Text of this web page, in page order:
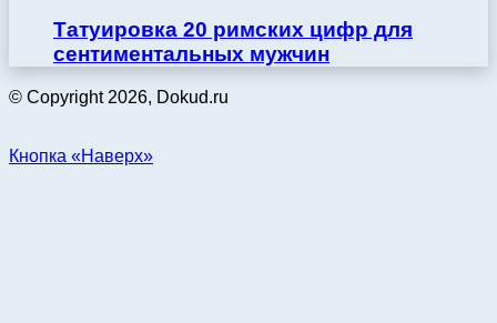
Татуировка 20 римских цифр для
сентиментальных мужчин
© Copyright 2026, Dokud.ru
Кнопка «Наверх»